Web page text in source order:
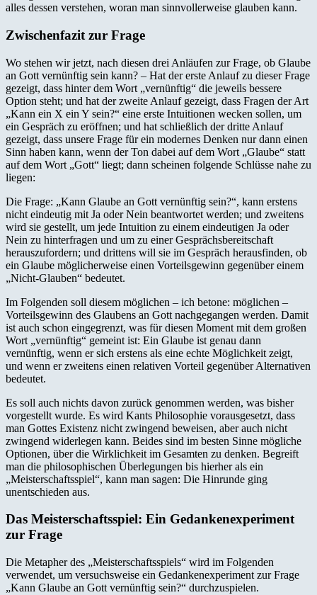
alles dessen verstehen, woran man sinnvollerweise glauben kann.
Zwischenfazit zur Frage
Wo stehen wir jetzt, nach diesen drei Anläufen zur Frage, ob Glaube
an Gott vernünftig sein kann? – Hat der erste Anlauf zu dieser Frage
gezeigt, dass hinter dem Wort „vernünftig“ die jeweils bessere
Option steht; und hat der zweite Anlauf gezeigt, dass Fragen der Art
„Kann ein X ein Y sein?“ eine erste Intuitionen wecken sollen, um
ein Gespräch zu eröffnen; und hat schließlich der dritte Anlauf
gezeigt, dass unsere Frage für ein modernes Denken nur dann einen
Sinn haben kann, wenn der Ton dabei auf dem Wort „Glaube“ statt
auf dem Wort „Gott“ liegt; dann scheinen folgende Schlüsse nahe zu
liegen:
Die Frage: „Kann Glaube an Gott vernünftig sein?“, kann erstens
nicht eindeutig mit Ja oder Nein beantwortet werden; und zweitens
wird sie gestellt, um jede Intuition zu einem eindeutigen Ja oder
Nein zu hinterfragen und um zu einer Gesprächsbereitschaft
herauszufordern; und drittens will sie im Gespräch herausfinden, ob
ein Glaube möglicherweise einen Vorteilsgewinn gegenüber einem
„Nicht-Glauben“ bedeutet.
Im Folgenden soll diesem möglichen – ich betone: möglichen –
Vorteilsgewinn des Glaubens an Gott nachgegangen werden. Damit
ist auch schon eingegrenzt, was für diesen Moment mit dem großen
Wort „vernünftig“ gemeint ist: Ein Glaube ist genau dann
vernünftig, wenn er sich erstens als eine echte Möglichkeit zeigt,
und wenn er zweitens einen relativen Vorteil gegenüber Alternativen
bedeutet.
Es soll auch nichts davon zurück genommen werden, was bisher
vorgestellt wurde. Es wird Kants Philosophie vorausgesetzt, dass
man Gottes Existenz nicht zwingend beweisen, aber auch nicht
zwingend widerlegen kann. Beides sind im besten Sinne mögliche
Optionen, über die Wirklichkeit im Gesamten zu denken. Begreift
man die philosophischen Überlegungen bis hierher als ein
„Meisterschaftsspiel“, kann man sagen: Die Hinrunde ging
unentschieden aus.
Das Meisterschaftsspiel: Ein Gedankenexperiment
zur Frage
Die Metapher des „Meisterschaftsspiels“ wird im Folgenden
verwendet, um versuchsweise ein Gedankenexperiment zur Frage
„Kann Glaube an Gott vernünftig sein?“ durchzuspielen.